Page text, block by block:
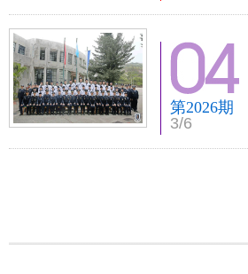
第2026期
3/6